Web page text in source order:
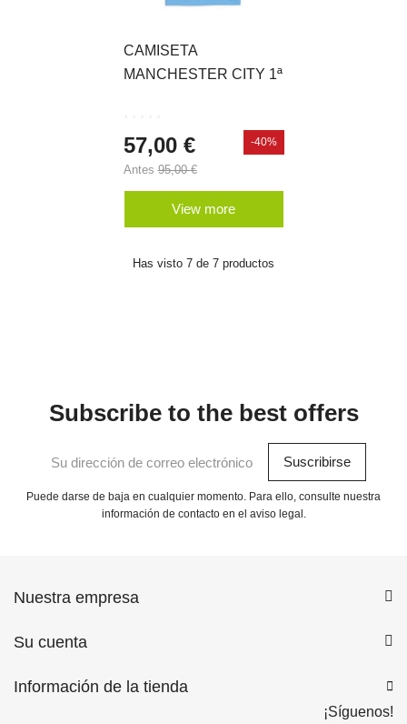
CAMISETA
MANCHESTER CITY 1ª
57,00 €
Antes 95,00 €
-40%
View more
Has visto 7 de 7 productos
Subscribe to the best offers
Puede darse de baja en cualquier momento. Para ello, consulte nuestra
información de contacto en el aviso legal.
Nuestra empresa
Su cuenta
Información de la tienda
¡Síguenos!